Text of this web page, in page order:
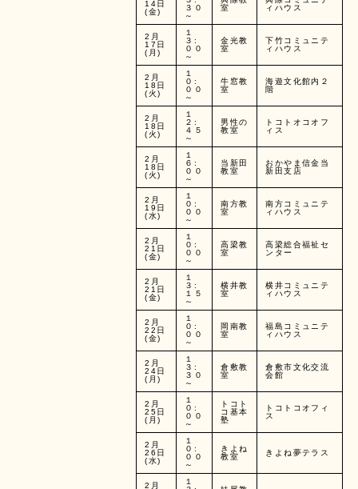
14日
(金)
３０
～
室
ィハウス
2月
17日
(月)
１
３:
００
～
金光教
室
下竹コミュニテ
ィハウス
2月
18日
(火)
１
０:
００
～
牛窓教
室
海遊文化館内２
階
2月
18日
(火)
１
２:
４５
～
男性の
教室
トコトオコオフ
ィス
2月
18日
(火)
１
６:
００
～
当新田
教室
おかやま信金当
新田支店
2月
19日
(水)
１
０:
００
～
南方教
室
南方コミュニテ
ィハウス
2月
21日
(金)
１
０:
００
～
高梁教
室
高梁総合福祉セ
ンター
2月
21日
(金)
１
３:
１５
～
横井教
室
横井コミュニテ
ィハウス
2月
22日
(金)
１
０:
００
～
岡南教
室
福島コミュニテ
ィハウス
2月
24日
(月)
１
３:
３０
～
倉敷教
室
倉敷市文化交流
会館
2月
25日
(月)
１
０:
００
～
トコト
コ基本
塾
トコトコオフィ
ス
2月
26日
(水)
１
０:
００
～
きよね
教室
きよね夢テラス
2月
１